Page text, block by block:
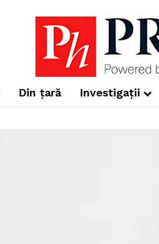
Din țară Investigații